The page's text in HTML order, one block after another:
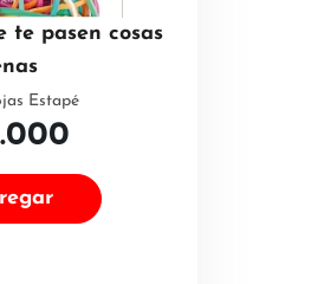
te pasen cosas
Estapé